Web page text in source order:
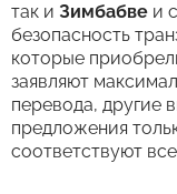
так и Зимбабве и
безопасность
которые
заявляют
перевода, другие
предложения
соответствуют